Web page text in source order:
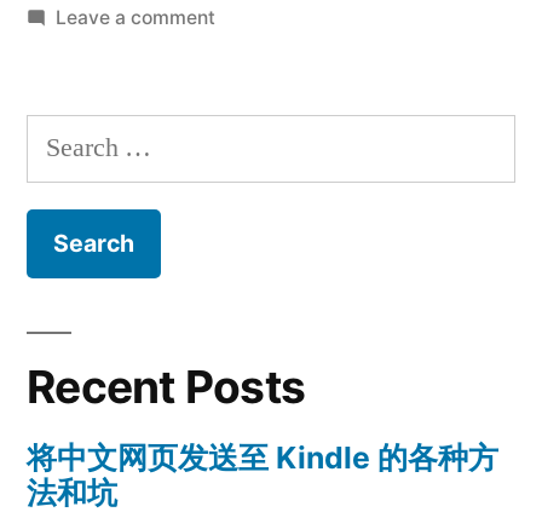
写
术
Leave a commenton
和
格
文
Search
for:
Recent Posts
将中文网页发送至 Kindle 的各种方
法和坑